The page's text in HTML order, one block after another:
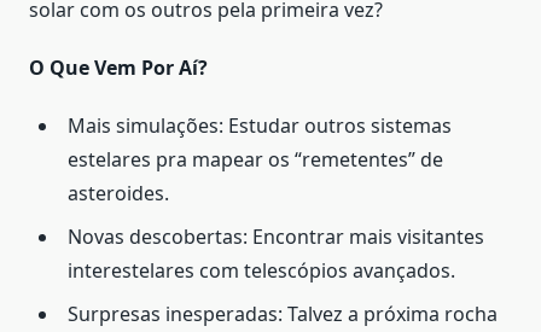
solar com os outros pela primeira vez?
O Que Vem Por Aí?
Mais simulações: Estudar outros sistemas
estelares pra mapear os “remetentes” de
asteroides.
Novas descobertas: Encontrar mais visitantes
interestelares com telescópios avançados.
Surpresas inesperadas: Talvez a próxima rocha